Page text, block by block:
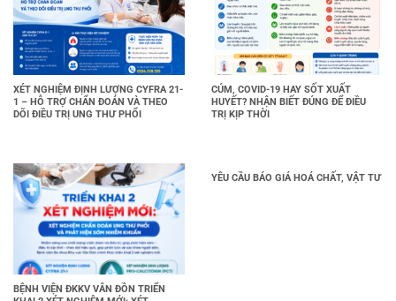
XÉT NGHIỆM ĐỊNH LƯỢNG CYFRA 21-
1 – HỖ TRỢ CHẨN ĐOÁN VÀ THEO
DÕI ĐIỀU TRỊ UNG THƯ PHỔI
CÚM, COVID-19 HAY SỐT XUẤT
HUYẾT? NHẬN BIẾT ĐÚNG ĐỂ ĐIỀU
TRỊ KỊP THỜI
BỆNH VIỆN ĐKKV VÂN ĐỒN TRIỂN
YÊU CẦU BÁO GIÁ HOÁ CHẤT, VẬT TƯ